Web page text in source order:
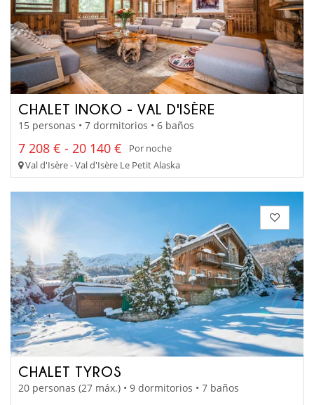
CHALET INOKO - VAL D'ISÈRE
15 personas • 7 dormitorios • 6 baños
7 208 € - 20 140 €
Por noche
Val d'Isère - Val d'Isère Le Petit Alaska
CHALET TYROS
20 personas (27 máx.) • 9 dormitorios • 7 baños